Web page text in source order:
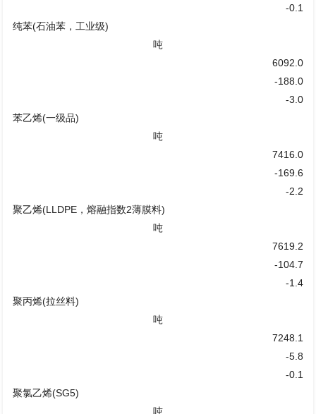
-0.1
纯苯(石油苯，工业级)
吨
6092.0
-188.0
-3.0
苯乙烯(一级品)
吨
7416.0
-169.6
-2.2
聚乙烯(LLDPE，熔融指数2薄膜料)
吨
7619.2
-104.7
-1.4
聚丙烯(拉丝料)
吨
7248.1
-5.8
-0.1
聚氯乙烯(SG5)
吨